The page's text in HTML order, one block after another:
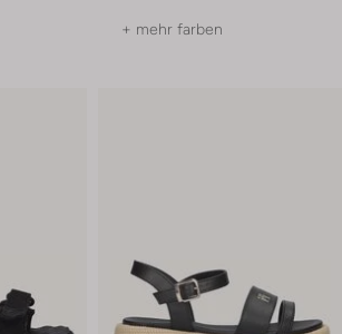
+ mehr farben